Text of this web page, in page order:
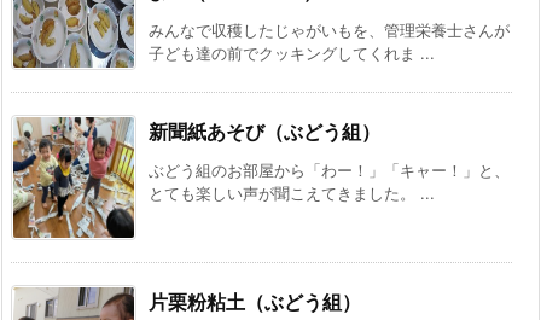
みんなで収穫したじゃがいもを、管理栄養士さんが
子ども達の前でクッキングしてくれま ...
新聞紙あそび（ぶどう組）
ぶどう組のお部屋から「わー！」「キャー！」と、
とても楽しい声が聞こえてきました。 ...
片栗粉粘土（ぶどう組）